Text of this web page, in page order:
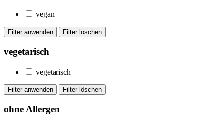
vegan
vegetarisch
vegetarisch
ohne Allergen